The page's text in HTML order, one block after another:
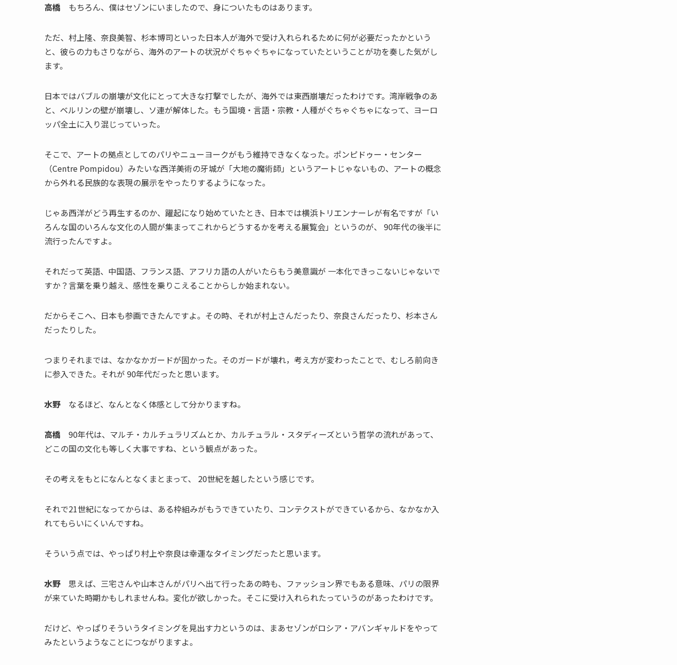
高橋 もちろん、僕はセゾンにいましたので、身についたものはあります。
ただ、村上隆、奈良美智、杉本博司といった日本人が海外で受け入れられるために何が必要だったかという
と、彼らの力もさりながら、海外のアートの状況がぐちゃぐちゃになっていたということが功を奏した気がし
ます。
日本ではバブルの崩壊が文化にとって大きな打撃でしたが、海外では東西崩壊だったわけです。湾岸戦争のあ
と、ベルリンの壁が崩壊し、ソ連が解体した。もう国境・言語・宗教・人種がぐちゃぐちゃになって、ヨーロ
ッパ全土に入り混じっていった。
そこで、アートの拠点としてのパリやニューヨークがもう維持できなくなった。ポンピドゥー・センター
（Centre Pompidou）みたいな西洋美術の牙城が「大地の魔術師」というアートじゃないもの、アートの概念
から外れる民族的な表現の展示をやったりするようになった。
じゃあ西洋がどう再生するのか、躍起になり始めていたとき、日本では横浜トリエンナーレが有名ですが「い
ろんな国のいろんな文化の人間が集まってこれからどうするかを考える展覧会」というのが、 90年代の後半に
流行ったんですよ。
それだって英語、中国語、フランス語、アフリカ語の人がいたらもう美意識が 一本化できっこないじゃないで
すか？言葉を乗り越え、感性を乗りこえることからしか始まれない。
だからそこへ、日本も参画できたんですよ。その時、それが村上さんだったり、奈良さんだったり、杉本さん
だったりした。
つまりそれまでは、なかなかガードが固かった。そのガードが壊れ，考え方が変わったことで、むしろ前向き
に参入できた。それが 90年代だったと思います。
水野 なるほど、なんとなく体感として分かりますね。
高橋 90年代は、マルチ・カルチュラリズムとか、カルチュラル・スタディーズという哲学の流れがあって、
どこの国の文化も等しく大事ですね、という観点があった。
その考えをもとになんとなくまとまって、 20世紀を越したという感じです。
それで21世紀になってからは、ある枠組みがもうできていたり、コンテクストができているから、なかなか入
れてもらいにくいんですね。
そういう点では、やっぱり村上や奈良は幸運なタイミングだったと思います。
水野 思えば、三宅さんや山本さんがパリへ出て行ったあの時も、ファッション界でもある意味、パリの限界
が来ていた時期かもしれませんね。変化が欲しかった。そこに受け入れられたっていうのがあったわけです。
だけど、やっぱりそういうタイミングを見出す力というのは、まあセゾンがロシア・アバンギャルドをやって
みたというようなことにつながりますよ。